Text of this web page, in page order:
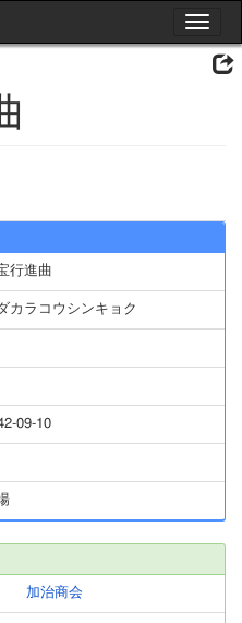
Toggle
行進曲
カラコウシンキョク
09-10
加治商会